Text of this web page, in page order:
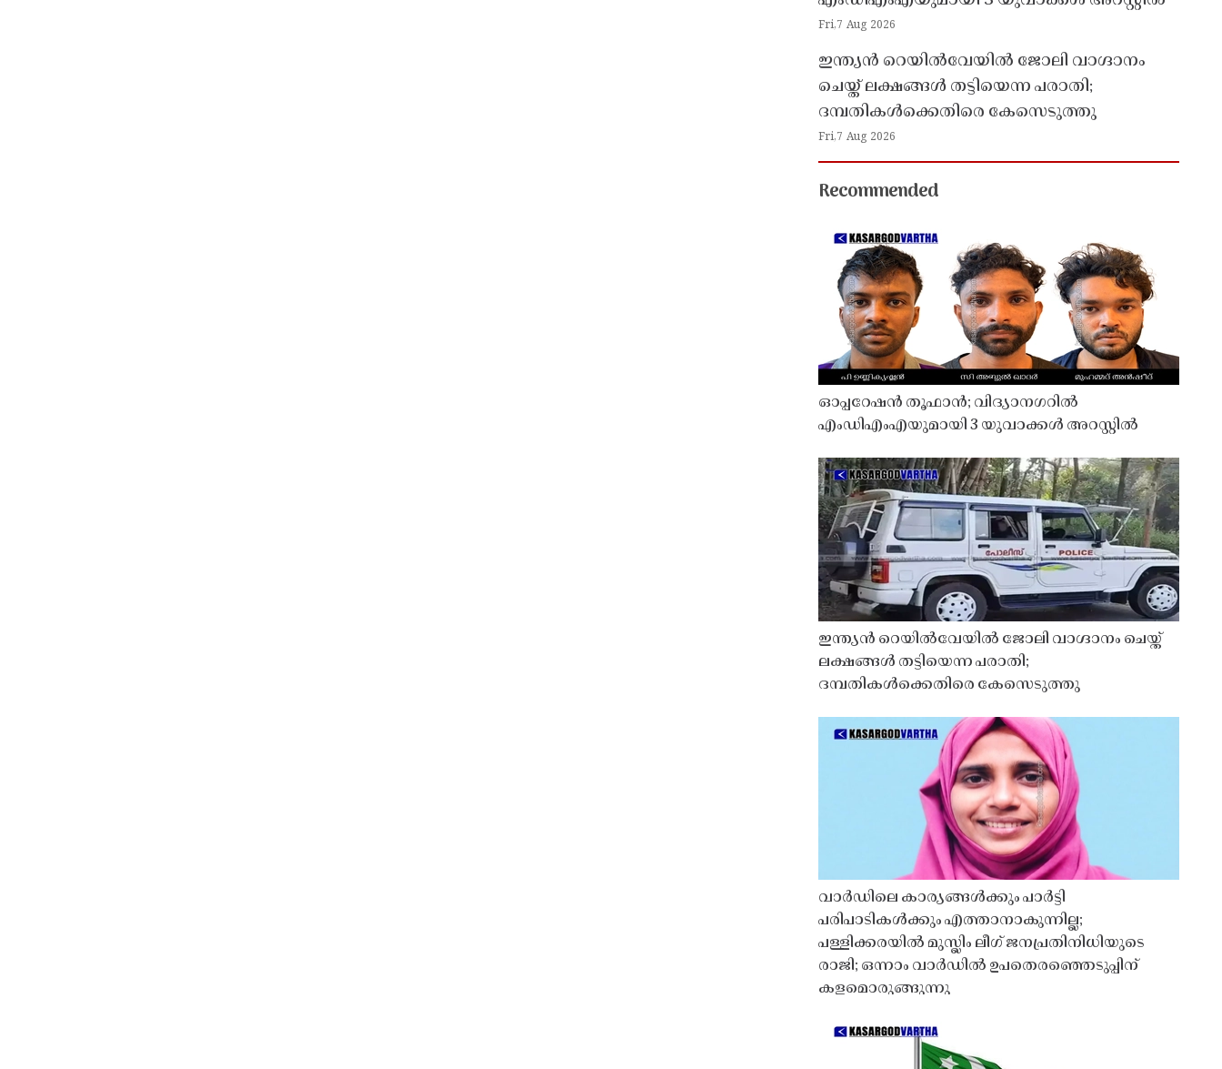
Fri,7 Aug 2026
ഇന്ത്യൻ റെയിൽവേയിൽ ജോലി വാഗ്ദാനം
ചെയ്ത് ലക്ഷങ്ങൾ തട്ടിയെന്ന പരാതി;
ദമ്പതികൾക്കെതിരെ കേസെടുത്തു
Fri,7 Aug 2026
Recommended
ഓപ്പറേഷൻ തൂഫാൻ; വിദ്യാനഗറിൽ
എംഡിഎംഎയുമായി 3 യുവാക്കൾ അറസ്റ്റിൽ
ഇന്ത്യൻ റെയിൽവേയിൽ ജോലി വാഗ്ദാനം ചെയ്ത്
ലക്ഷങ്ങൾ തട്ടിയെന്ന പരാതി;
ദമ്പതികൾക്കെതിരെ കേസെടുത്തു
വാർഡിലെ കാര്യങ്ങൾക്കും പാർട്ടി
പരിപാടികൾക്കും എത്താനാകുന്നില്ല;
പള്ളിക്കരയിൽ മുസ്ലിം ലീഗ് ജനപ്രതിനിധിയുടെ
രാജി; ഒന്നാം വാർഡിൽ ഉപതെരഞ്ഞെടുപ്പിന്
കളമൊരുങ്ങുന്നു